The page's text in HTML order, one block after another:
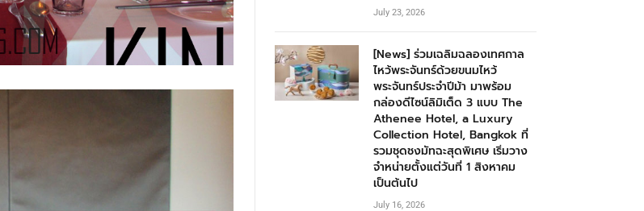
July 23, 2026
[News] ร่วมเฉลิมฉลองเทศกาล
ไหว้พระจันทร์ด้วยขนมไหว้
พระจันทร์ประจำปีม้า มาพร้อม
กล่องดีไซน์ลิมิเต็ด 3 แบบ The
Athenee Hotel, a Luxury
Collection Hotel, Bangkok ที่
รวมชุดชงมัทฉะสุดพิเศษ เริ่มวาง
จำหน่ายตั้งแต่วันที่ 1 สิงหาคม
เป็นต้นไป
July 16, 2026